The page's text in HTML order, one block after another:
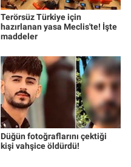
Terörsüz Türkiye için
hazırlanan yasa Meclis'te! İşte
maddeler
Düğün fotoğraflarını çektiği
kişi vahşice öldürdü!